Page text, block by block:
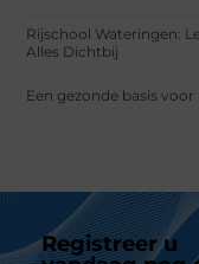
Rijschool Wateringen:
Alles Dichtbij
Een gezonde basis
Registreer u